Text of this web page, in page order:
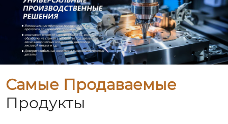
Самые Продаваемые
Продукты